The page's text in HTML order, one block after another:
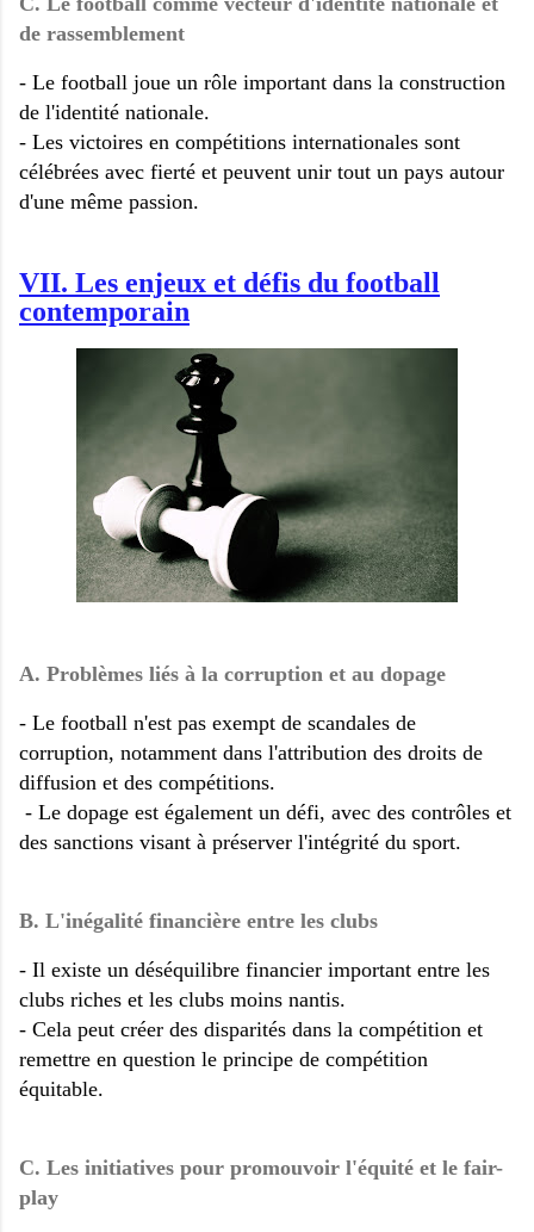
de rassemblement
- Le football joue un rôle important dans la construction
de l'identité nationale.
- Les victoires en compétitions internationales sont
célébrées avec fierté et peuvent unir tout un pays autour
d'une même passion.
VII. Les enjeux et défis du football
contemporain
A. Problèmes liés à la corruption et au dopage
- Le football n'est pas exempt de scandales de
corruption, notamment dans l'attribution des droits de
diffusion et des compétitions.
- Le dopage est également un défi, avec des contrôles et
des sanctions visant à préserver l'intégrité du sport.
B. L'inégalité financière entre les clubs
- Il existe un déséquilibre financier important entre les
clubs riches et les clubs moins nantis.
- Cela peut créer des disparités dans la compétition et
remettre en question le principe de compétition
équitable.
C. Les initiatives pour promouvoir l'équité et le fair-
play